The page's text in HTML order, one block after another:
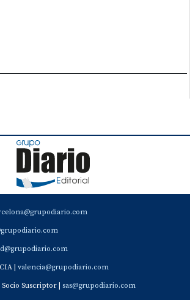
| valencia@grupodiario.com
Suscriptor | sas@grupodiario.com